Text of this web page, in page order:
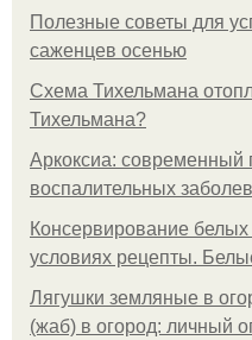
Полезные советы для
саженцев осенью
Схема Тихельмана
Тихельмана?
Аркоксиа: современный
воспалительных
Консервирование
условиях рецепты.
Лягушки земляные в
(жаб) в огород: личный